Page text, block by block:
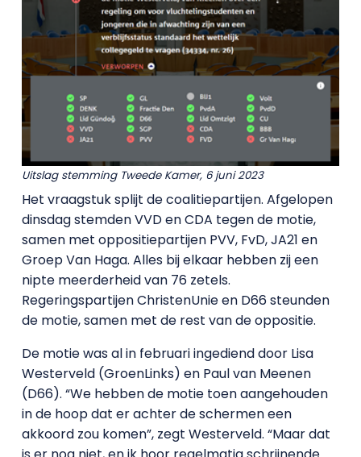
Uitslag stemming Tweede Kamer, 6 juni 2023
Het vraagstuk splijt de coalitiepartijen. Afgelopen
dinsdag stemden VVD en CDA tegen de motie,
samen met oppositiepartijen PVV, FvD, JA21 en
Groep Van Haga. Alles bij elkaar hebben zij een
nipte meerderheid van 76 zetels.
Regeringspartijen ChristenUnie en D66 steunden
de motie, samen met de rest van de oppositie.
De motie was al in februari ingediend door Lisa
Westerveld (GroenLinks) en Paul van Meenen
(D66). “We hebben de motie toen aangehouden
in de hoop dat er achter de schermen een
akkoord zou komen”, zegt Westerveld. “Maar dat